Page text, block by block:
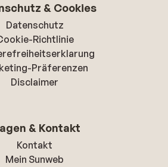
& Cookies
Datenschutz
Richtlinie
Präferenzen
Disclaimer
& Kontakt
Kontakt
Mein Sunweb